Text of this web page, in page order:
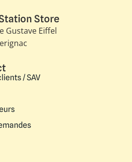
Store
Gustave Eiffel​
/ SAV